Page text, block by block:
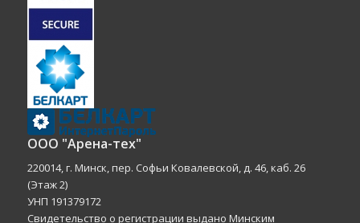
ООО "Арена-тех"
220014, г. Минск, пер. Софьи Ковалевской, д. 46, каб. 26
(Этаж 2)
УНП 191379172
Свидетельство о регистрации выдано Минским